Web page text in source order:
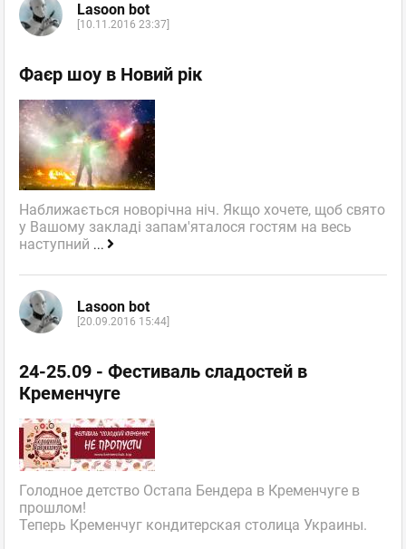
Lasoon bot
[10.11.2016 23:37]
Фаєр шоу в Новий рік
Наближається новорічна ніч. Якщо хочете, щоб свято
у Вашому закладі запам'яталося гостям на весь
наступний ...
Lasoon bot
[20.09.2016 15:44]
24-25.09 - Фестиваль сладостей в
Кременчуге
Голодное детство Остапа Бендера в Кременчуге в
прошлом!
Теперь Кременчуг кондитерская столица Украины.